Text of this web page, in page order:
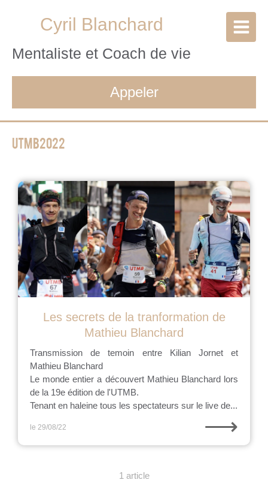
Cyril Blanchard
Mentaliste et Coach de vie
Appeler
Utmb2022
Les secrets de la tranformation de
Mathieu Blanchard
Transmission de temoin entre Kilian Jornet et
Mathieu Blanchard
Le monde entier a découvert Mathieu Blanchard lors
de la 19e édition de l'UTMB.
Tenant en haleine tous les spectateurs sur le live de...
le 29/08/22 ⟶
1 article